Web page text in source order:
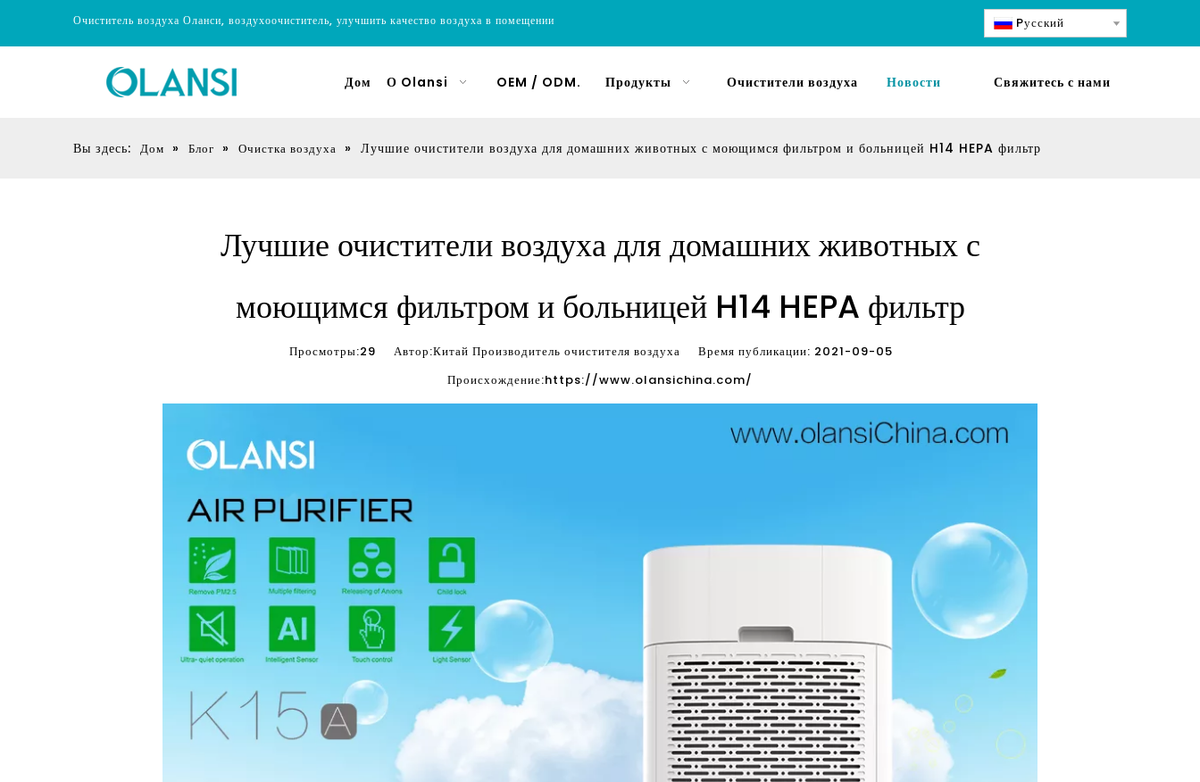
Очиститель воздуха Оланси, воздухоочиститель, улучшить качество воздуха в помещении Pусский
Дом О Olansi OEM / ODM. Продукты Очистители воздуха Новости Свяжитесь с нами
Вы здесь: Дом » Блог » Очистка воздуха » Лучшие очистители воздуха для домашних животных с моющимся фильтром и больницей H14 HEPA фильтр
Лучшие очистители воздуха для домашних животных с
моющимся фильтром и больницей H14 HEPA фильтр
Просмотры:29 Автор:Китай Производитель очистителя воздуха Время публикации: 2021-09-05
Происхождение:https://www.olansichina.com/